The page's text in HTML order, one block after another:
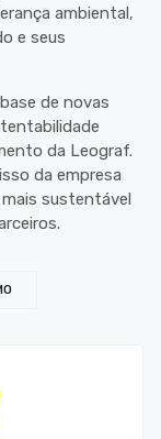
ambiental,
e seus
de novas
da Leograf.
da empresa
sustentável